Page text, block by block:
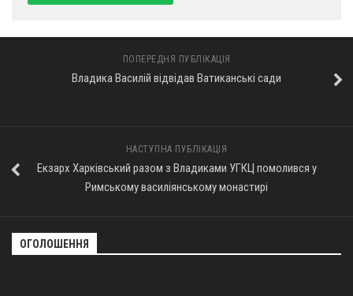
Трансляції
ПОПЕРЕДНЯ ПУБЛІКАЦІЯ
Владика Василій відвідав Ватиканські сади
НАСТУПНА ПУБЛІКАЦІЯ
Екзарх Харківський разом з Владиками УГКЦ помолився у
Римському василіянському монастирі
ОГОЛОШЕННЯ